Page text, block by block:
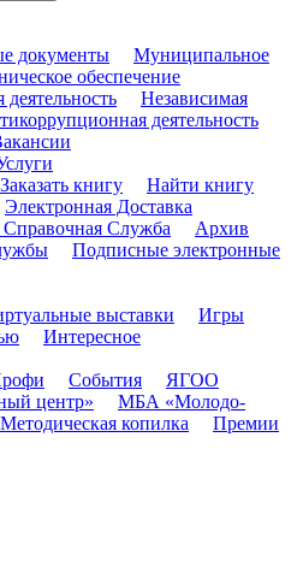
документы
Муниципальное
обеспечение
Независимая
деятельность
Заказать книгу
Найти книгу
Электронная Доставка
Справочная Служба
Архив
Подписные электронные
выставки
Игры
Интересное
События
ЯГОО
центр»
МБА «Молодо-
Методическая копилка
Премии